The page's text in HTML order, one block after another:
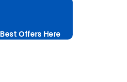
Best Offers Here